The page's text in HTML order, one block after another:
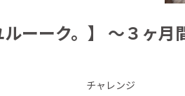
ルーーク。】 ～３ヶ
チャレンジ